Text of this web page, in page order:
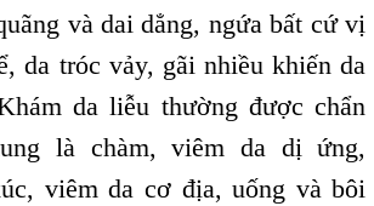
và dai dẳng, ngứa bất cứ vị
da tróc vảy, gãi nhiều khiến da
da liễu thường được chẩn
là chàm, viêm da dị ứng,
viêm da cơ địa, uống và bôi